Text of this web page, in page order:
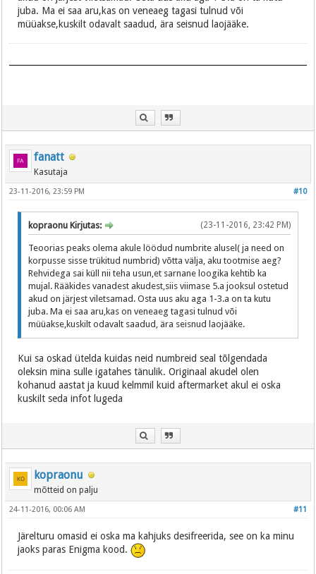
juba. Ma ei saa aru,kas on veneaeg tagasi tulnud või
müüakse,kuskilt odavalt saadud, ära seisnud laojääke.
fanatt
Kasutaja
#10
23-11-2016, 23:59 PM
(23-11-2016, 23:42 PM)
kopraonu Kirjutas:
Teoorias peaks olema akule löödud numbrite alusel( ja need on
korpusse sisse trükitud numbrid) võtta välja, aku tootmise aeg?
Rehvidega sai küll nii teha usun,et sarnane loogika kehtib ka
mujal. Rääkides vanadest akudest,siis viimase 5.a jooksul ostetud
akud on järjest viletsamad. Osta uus aku aga 1-3.a on ta kutu
juba. Ma ei saa aru,kas on veneaeg tagasi tulnud või
müüakse,kuskilt odavalt saadud, ära seisnud laojääke.
Kui sa oskad ütelda kuidas neid numbreid seal tõlgendada
oleksin mina sulle igatahes tänulik. Originaal akudel olen
kohanud aastat ja kuud kelmmil kuid aftermarket akul ei oska
kuskilt seda infot lugeda
kopraonu
mõtteid on palju
#11
24-11-2016, 00:06 AM
Järelturu omasid ei oska ma kahjuks desifreerida, see on ka minu
jaoks paras Enigma kood.